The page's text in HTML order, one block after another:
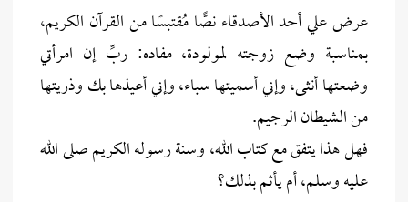
عرض علي أحد الأصدقاء نصًّا مُقتبسًا من القرآن الكريم،
بمناسبة وضع زوجته لمولودة، مفاده: ربِّ إن امرأتي
وضعتها أنثى، وإني أسميتها سباء، وإني أعيذها بك وذريتها
من الشيطان الرجيم.
فهل هذا يتفق مع كتاب الله، وسنة رسوله الكريم صلى الله
عليه وسلم، أم يأثم بذلك؟